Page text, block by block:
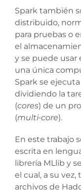
Spark también
distribuido,
para pruebas o
el
y se puede usar
una única
Spark se
dividiendo la
(cores) de un
(multi-core).
En este trabajo
escrita en
librería MLlib y
el cual, a su vez,
archivos de